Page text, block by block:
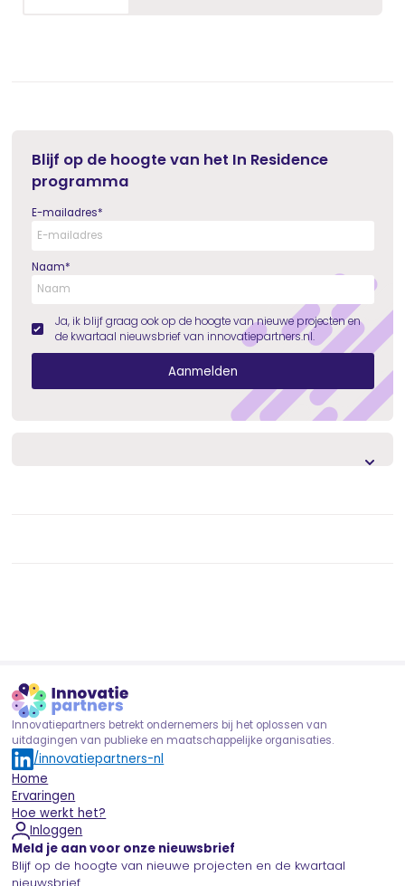
Blijf op de hoogte van het In Residence
programma
E-mailadres*
Naam*
Ja, ik blijf graag ook op de hoogte van nieuwe projecten en
de kwartaal nieuwsbrief van innovatiepartners.nl.
Aanmelden
Innovatiepartners betrekt ondernemers bij het oplossen van
uitdagingen van publieke en maatschappelijke organisaties.
/innovatiepartners-nl
Home
Ervaringen
Hoe werkt het?
Inloggen
Meld je aan voor onze nieuwsbrief
Blijf op de hoogte van nieuwe projecten en de kwartaal
nieuwsbrief